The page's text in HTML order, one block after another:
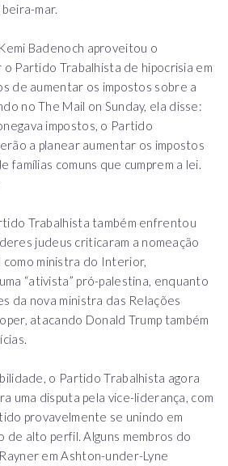
mar.
Badenoch aproveitou o
o Partido Trabalhista de hipocrisia em
de aumentar os impostos sobre a
no The Mail on Sunday, ela disse:
impostos, o Partido
a planear aumentar os impostos
famílias comuns que cumprem a lei.
Trabalhista também enfrentou
judeus criticaram a nomeação
como ministra do Interior,
“ativista” pró-palestina, enquanto
da nova ministra das Relações
atacando Donald Trump também
o Partido Trabalhista agora
uma disputa pela vice-liderança, com
provavelmente se unindo em
de alto perfil. Alguns membros do
em Ashton-under-Lyne